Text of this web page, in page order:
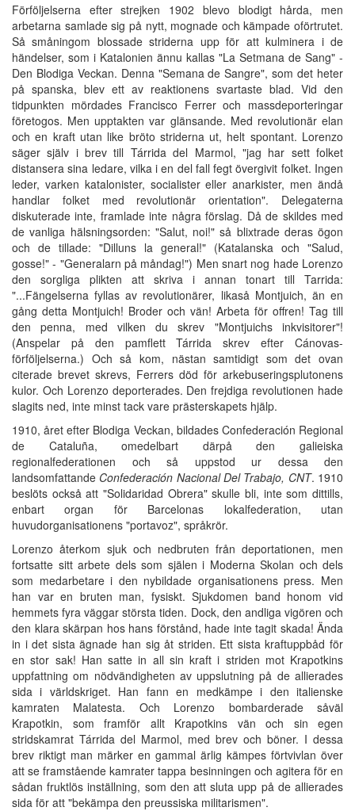
Förföljelserna efter strejken 1902 blevo blodigt hårda, men
arbetarna samlade sig på nytt, mognade och kämpade oförtrutet.
Så småningom blossade striderna upp för att kulminera i de
händelser, som i Katalonien ännu kallas "La Setmana de Sang" -
Den Blodiga Veckan. Denna "Semana de Sangre", som det heter
på spanska, blev ett av reaktionens svartaste blad. Vid den
tidpunkten mördades Francisco Ferrer och massdeporteringar
företogos. Men upptakten var glänsande. Med revolutionär elan
och en kraft utan like bröto striderna ut, helt spontant. Lorenzo
säger själv i brev till Tárrida del Marmol, "jag har sett folket
distansera sina ledare, vilka i en del fall fegt övergivit folket. Ingen
leder, varken katalonister, socialister eller anarkister, men ändå
handlar folket med revolutionär orientation". Delegaterna
diskuterade inte, framlade inte några förslag. Då de skildes med
de vanliga hälsningsorden: "Salut, noi!" så blixtrade deras ögon
och de tillade: "Dilluns la general!" (Katalanska och "Salud,
gosse!" - "Generalarn på måndag!") Men snart nog hade Lorenzo
den sorgliga plikten att skriva i annan tonart till Tarrida:
"...Fängelserna fyllas av revolutionärer, likaså Montjuich, än en
gång detta Montjuich! Broder och vän! Arbeta för offren! Tag till
den penna, med vilken du skrev "Montjuichs inkvisitorer"!
(Anspelar på den pamflett Tárrida skrev efter Cánovas-
förföljelserna.) Och så kom, nästan samtidigt som det ovan
citerade brevet skrevs, Ferrers död för arkebuseringsplutonens
kulor. Och Lorenzo deporterades. Den frejdiga revolutionen hade
slagits ned, inte minst tack vare prästerskapets hjälp.
1910, året efter Blodiga Veckan, bildades Confederación Regional
de Cataluña, omedelbart därpå den galieiska
regionalfederationen och så uppstod ur dessa den
landsomfattande Confederación Nacional Del Trabajo, CNT. 1910
beslöts också att "Solidaridad Obrera" skulle bli, inte som dittills,
enbart organ för Barcelonas lokalfederation, utan
huvudorganisationens "portavoz", språkrör.
Lorenzo återkom sjuk och nedbruten från deportationen, men
fortsatte sitt arbete dels som själen i Moderna Skolan och dels
som medarbetare i den nybildade organisationens press. Men
han var en bruten man, fysiskt. Sjukdomen band honom vid
hemmets fyra väggar största tiden. Dock, den andliga vigören och
den klara skärpan hos hans förstånd, hade inte tagit skada! Ända
in i det sista ägnade han sig åt striden. Ett sista kraftuppbåd för
en stor sak! Han satte in all sin kraft i striden mot Krapotkins
uppfattning om nödvändigheten av uppslutning på de allierades
sida i världskriget. Han fann en medkämpe i den italienske
kamraten Malatesta. Och Lorenzo bombarderade såväl
Krapotkin, som framför allt Krapotkins vän och sin egen
stridskamrat Tárrida del Marmol, med brev och böner. I dessa
brev riktigt man märker en gammal ärlig kämpes förtvivlan över
att se framstående kamrater tappa besinningen och agitera för en
sådan fruktlös inställning, som den att sluta upp på de allierades
sida för att "bekämpa den preussiska militarismen".